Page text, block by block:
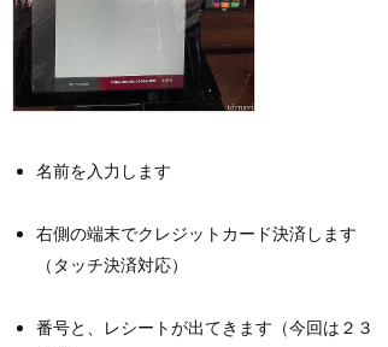
名前を入力します
右側の端末でクレジットカード決済します
（タッチ決済対応）
番号と、レシートが出てきます（今回は２３